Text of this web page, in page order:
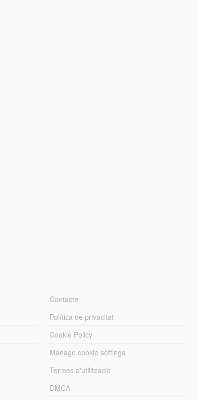
Contacte
Política de privacitat
Cookie Policy
Manage cookie settings
Termes d'utilització
DMCA